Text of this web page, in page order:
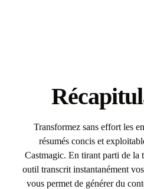
Cas
Tarification
À propos de
Transformez sans effort les
résumés concis et
Castmagic. En tirant parti de la
outil transcrit instantanément
vous permet de générer du